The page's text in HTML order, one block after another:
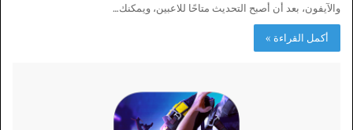
والآيفون، بعد أن أصبح التحديث متاحًا للاعبين، ويمكنك…
أكمل القراءة »